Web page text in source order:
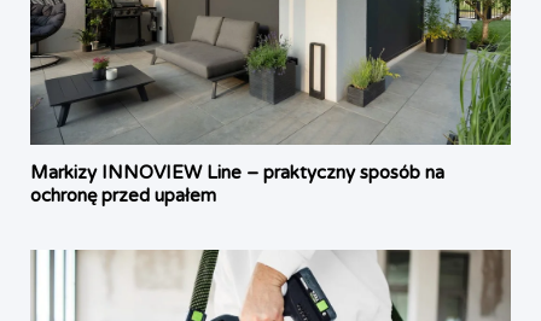
Markizy INNOVIEW Line – praktyczny sposób na
ochronę przed upałem